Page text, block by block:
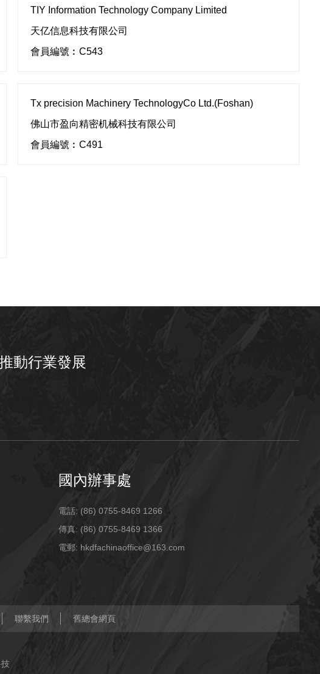
TIY Information Technology Company Limited
天亿信息科技有限公司
會員編號︰C543
Tx precision Machinery TechnologyCo Ltd.(Foshan)
佛山市盈向精密机械科技有限公司
會員編號︰C491
動行業發展
國內辦事處
電話: (86) 0755-8469 1266
傳真: (86) 0755-8469 1366
電郵: hkdfachinaoffice@163.com
聯繫我們 舊總會網頁